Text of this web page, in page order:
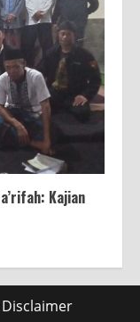
Kajian
Disclaimer